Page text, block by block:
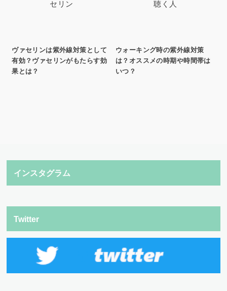
ヴァセリンは紫外線対策として
有効？ヴァセリンがもたらす効
果とは？
ウォーキング時の紫外線対策
は？オススメの時期や時間帯は
いつ？
インスタグラム
Twitter